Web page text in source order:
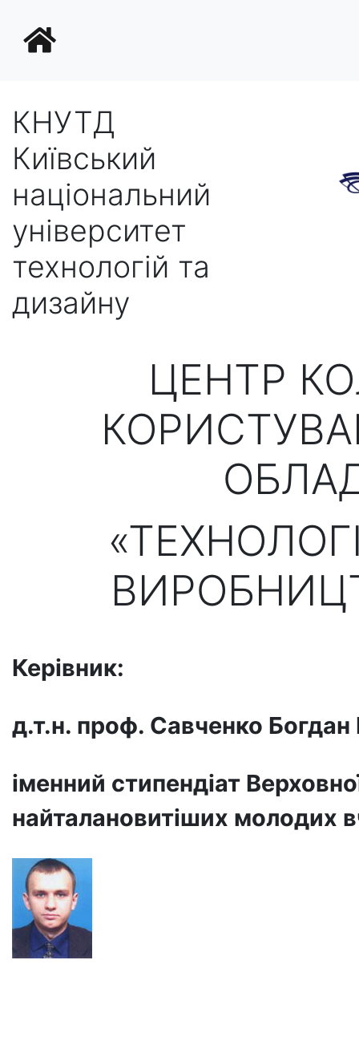
КНУТД
Київський
національний
університет
технологій та
дизайну
ЦЕНТР
Керівник:
д.т.н. проф. Савченко
іменний стипендіат
найталановитіших молодих